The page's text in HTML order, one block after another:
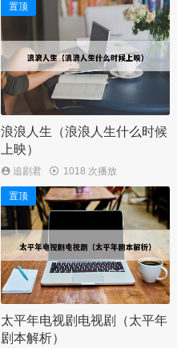
置顶
浪浪人生（浪浪人生什么时候
上映）
追剧君 1018 次播放
置顶
太平年电视剧电视剧（太平年
剧本解析）